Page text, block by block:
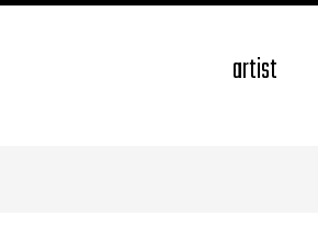
artist